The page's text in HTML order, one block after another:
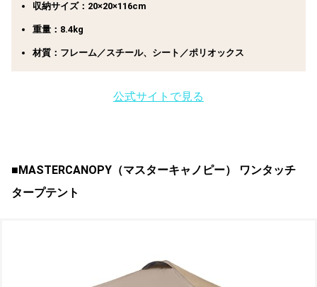
収納サイズ：20×20×116cm
重量：8.4kg
材質：フレーム／スチール、シート／ポリオックス
公式サイトで見る
■MASTERCANOPY（マスターキャノピー） ワンタッチ
タープテント